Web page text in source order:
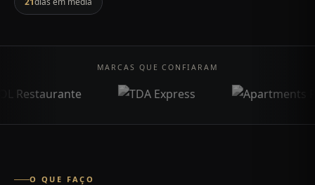
MARCAS QUE CONFIARAM
O QUE FAÇO